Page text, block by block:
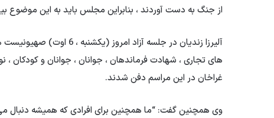
از جنگ به دست آوردند ، بنابراین مجلس باید به این موضوع
آلیرزا زندیان در جلسه
های تجاری ، شهادت فرماندهان ، جوانان ، جوانان و کودکان ،
غراخان در این مراسم دفن شدند.
وی همچنین گفت: “ما همچنین برای افرادی که همیشه